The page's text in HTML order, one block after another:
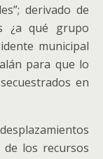
derivado de
¿a qué grupo
municipal
para que lo
en
los recursos